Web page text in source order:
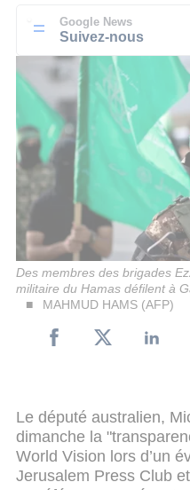
Google News
Suivez-nous
Des membres des brigades
militaire du Hamas défilent à
MAHMUD HAMS (AFP)
Le député australien,
dimanche la
World Vision lors d’un
Jerusalem Press Club